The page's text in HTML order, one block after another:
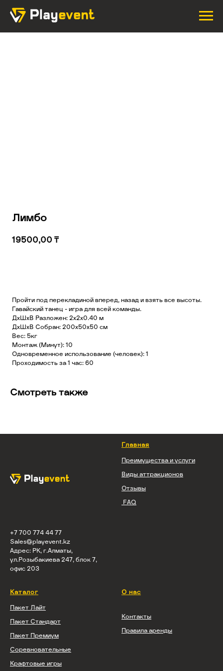
Лимбо
19500,00 ₸
Пройти под перекладиной вперед, назад и взять все высоты.
Гавайский танец – игра для всей команды.
ДхШхВ Разложен: 2х2х0.40 м
ДхШхВ Собран: 200х50х50 см
Вес: 5кг
Монтаж (Минут): 10
Одновременное использование (человек): 1
Проходимость за 1 час: 60
Смотреть также
+7 700 774 44 77
Sales@playevent.kz
Адрес: РК, г.Алматы,
ул.Розыбакиева 247, блок 7,
офис 203
Главная
Преимущества и услуги
Виды аттракционов
Отзывы
FAQ
Каталог
Пакет Лайт
Пакет Стандарт
Пакет Премиум
Соревновательные
Крафтовые игры
О нас
Контакты
Правила аренды